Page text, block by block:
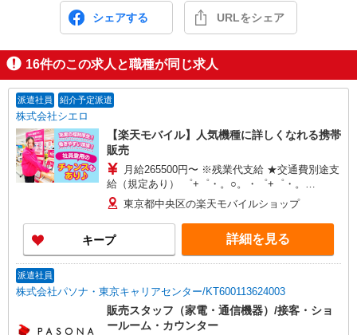
シェアする URLをシェア
16件のこの求人と職種が同じ求人
派遣社員 紹介予定派遣
株式会社シエロ
【楽天モバイル】人気機種に詳しくなれる携帯
販売
月給265500円〜 ※残業代支給 ★交通費別途支
給（規定あり） ゜+゜・。○。・゜+゜・。
○。・゜+゜ 入社祝い金10万円支給(規定有) お友達
を紹介頂くと, インセンティブ支給(規定有) ゜・。
○。・゜+゜・。○。・゜+゜
東京都中央区の楽天モバイルショップ
キープ 詳細を見る
派遣社員
株式会社パソナ・東京キャリアセンター/KT600113624003
販売スタッフ（家電・通信機器）/接客・ショ
ールーム・カウンター